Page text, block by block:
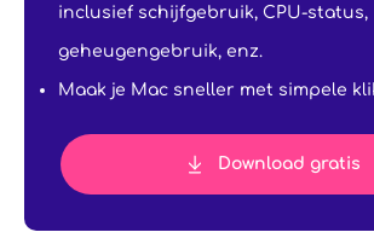
inclusief schijfgebruik, CPU-status,
geheugengebruik, enz.
Maak je Mac sneller met simpele
Download gratis